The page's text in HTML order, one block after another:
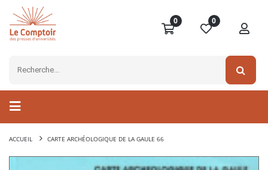
0 0
ACCUEIL CARTE ARCHÉOLOGIQUE DE LA GAULE 66